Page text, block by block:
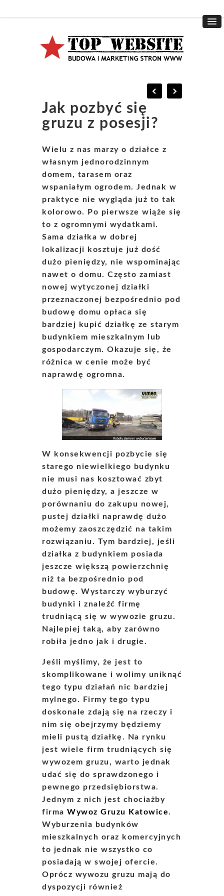
Jak pozbyć się
gruzu z posesji?
Wielu z nas marzy o działce z
własnym jednorodzinnym
domem, tarasem oraz
wspaniałym ogrodem. Jednak w
praktyce nie wygląda już to tak
kolorowo. Po pierwsze wiąże się
to z ogromnymi wydatkami.
Sama działka w dobrej
lokalizacji kosztuje już dość
dużo pieniędzy, nie wspominając
nawet o domu. Często zamiast
nowej wytyczonej działki
przeznaczonej bezpośrednio pod
budowę domu opłaca się
bardziej kupić działkę ze starym
budynkiem mieszkalnym lub
gospodarczym. Okazuje się, że
różnica w cenie może być
naprawdę ogromna.
W konsekwencji pozbycie się
starego niewielkiego budynku
nie musi nas kosztować zbyt
dużo pieniędzy, a jeszcze w
porównaniu do zakupu nowej,
pustej działki naprawdę dużo
możemy zaoszczędzić na takim
rozwiązaniu. Tym bardziej, jeśli
działka z budynkiem posiada
jeszcze większą powierzchnię
niż ta bezpośrednio pod
budowę. Wystarczy wyburzyć
budynki i znaleźć firmę
trudniącą się w wywozie gruzu.
Najlepiej taką, aby zarówno
robiła jedno jak i drugie.
Jeśli myślimy, że jest to
skomplikowane i wolimy uniknąć
tego typu działań nic bardziej
mylnego. Firmy tego typu
doskonale zdają się na rzeczy i
nim się obejrzymy będziemy
mieli pustą działkę. Na rynku
jest wiele firm trudniących się
wywozem gruzu, warto jednak
udać się do sprawdzonego i
pewnego przedsiębiorstwa.
Jednym z nich jest chociażby
firma Wywoz Gruzu Katowice.
Wyburzenia budynków
mieszkalnych oraz komercyjnych
to jednak nie wszystko co
posiadają w swojej ofercie.
Oprócz wywozu gruzu mają do
dyspozycji również